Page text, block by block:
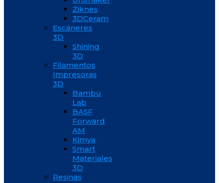
Ziknes
3DCeram
Escáneres
3D
Shining
3D
Filamentos
Impresoras
3D
Bambu
Lab
BASF
Forward
AM
Kimya
Smart
Materiales
3D
Resinas